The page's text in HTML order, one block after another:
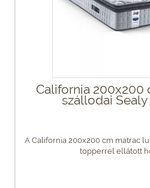
California 200x200
szállodai
A California 200x200 cm matrac
topperrel ellátott